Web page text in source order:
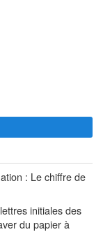
: Le chiffre de
initiales des
du papier à